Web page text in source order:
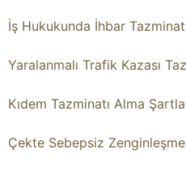
İş Hukukunda İhbar
Yaralanmalı Trafik Kazası
Kıdem Tazminatı Alma
Çekte Sebepsiz Zenginleşme